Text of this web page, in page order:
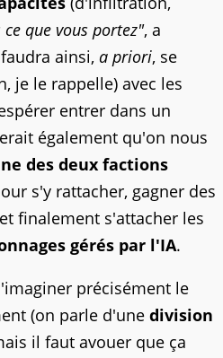
ce que vous portez", a
ainsi, a priori, se
je le rappelle) avec les
entrer dans un
également qu'on nous
des deux factions
s'y rattacher, gagner des
et finalement s'attacher les
gérés par l'IA.
précisément le
(on parle d'une division
il faut avouer que ça